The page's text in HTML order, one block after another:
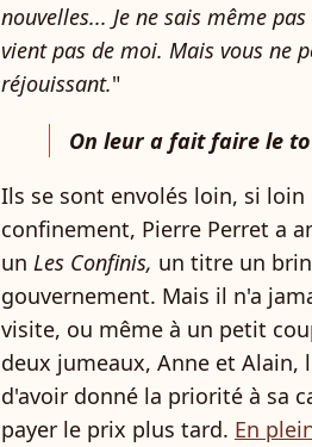
nouvelles... Je ne sais même
vient pas de moi. Mais vous ne
réjouissant."
On leur a fait faire le
Ils se sont envolés loin, si
confinement, Pierre Perret a
un Les Confinis, un titre un
gouvernement. Mais il n'a
visite, ou même à un petit
deux jumeaux, Anne et
d'avoir donné la priorité à sa
payer le prix plus tard. En